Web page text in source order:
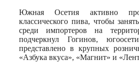
Южная Осетия активно
классического пива, чтобы
среди импортеров на
подчеркнул Гогинов,
представлено в крупных
«Азбука вкуса», «Магнит» и